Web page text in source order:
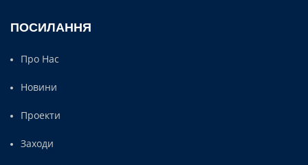
ПОСИЛАННЯ
Про Нас
Новини
Проекти
Заходи